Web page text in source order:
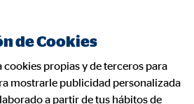
de Cookies
cookies propias y de terceros para
mostrarle publicidad personalizada
a partir de tus hábitos de